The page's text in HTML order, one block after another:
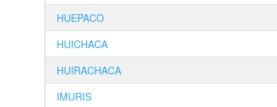
HUEPACO
HUICHACA
HUIRACHACA
IMURIS